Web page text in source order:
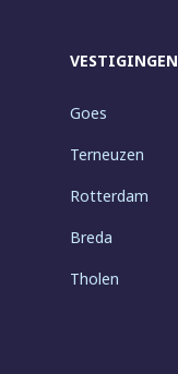
VESTIGINGEN
Goes
Terneuzen
Rotterdam
Breda
Tholen